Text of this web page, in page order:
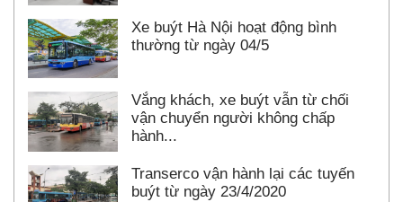
Xe buýt Hà Nội hoạt động bình
thường từ ngày 04/5
Vắng khách, xe buýt vẫn từ chối
vận chuyển người không chấp
hành...
Transerco vận hành lại các tuyến
buýt từ ngày 23/4/2020